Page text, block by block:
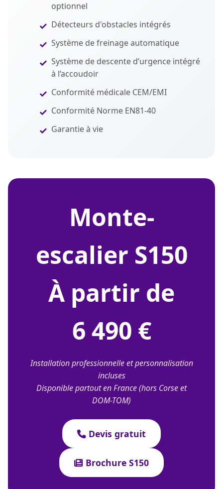
optionnel
Détecteurs d'obstacles intégrés
Système de freinage automatique
Système de descente d’urgence intégré
à l’accoudoir
Conformité médicale CEM/EMI
Conformité Norme EN81-40
Garantie à vie
monte-
escalier S150
À partir de
6 490 €
Installation professionnelle et personnalisation
incluses
Disponible partout en France (hors Corse et
DOM-TOM)
Devis gratuit
Brochure S150